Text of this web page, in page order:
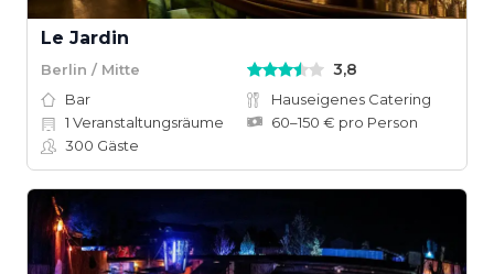
Le Jardin
Berlin / Mitte 3,8
Bar
Hauseigenes Catering
1 Veranstaltungsräume
60–150 € pro Person
300 Gäste